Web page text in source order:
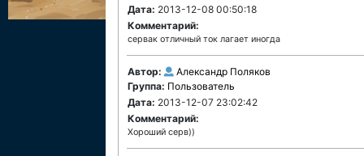
Дата: 2013-12-08 00:50:18
Комментарий:
сервак отличный ток лагает иногда
Автор:
Александр Поляков
Группа: Пользователь
Дата: 2013-12-07 23:02:42
Комментарий:
Хороший серв))